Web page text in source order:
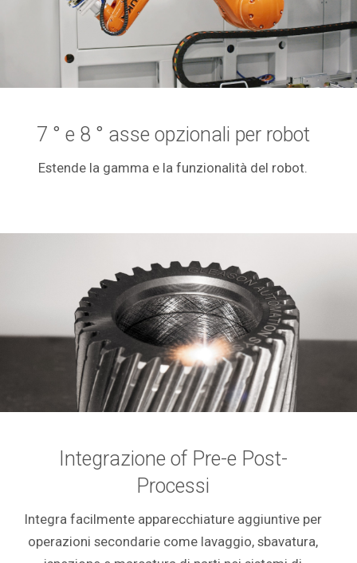
7 ° e 8 ° asse opzionali per robot
Estende la gamma e la funzionalità del robot.
Integrazione of Pre-e Post-
Processi
Integra facilmente apparecchiature aggiuntive per
operazioni secondarie come lavaggio, sbavatura,